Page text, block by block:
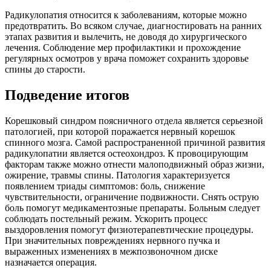
Радикулопатия относится к заболеваниям, которые можно
предотвратить. Во всяком случае, диагностировать на ранних
этапах развития и вылечить, не доводя до хирургического
лечения. Соблюдение мер профилактики и прохождение
регулярных осмотров у врача поможет сохранить здоровье
спины до старости.
Подведение итогов
Корешковый синдром поясничного отдела является серьезной
патологией, при которой поражается нервный корешок
спинного мозга. Самой распространенной причиной развития
радикулопатии является остеохондроз. К провоцирующим
факторам также можно отнести малоподвижный образ жизни,
ожирение, травмы спины. Патология характеризуется
появлением триады симптомов: боль, снижение
чувствительности, ограничение подвижности. Снять острую
боль помогут медикаментозные препараты. Больным следует
соблюдать постельный режим. Ускорить процесс
выздоровления помогут физиотерапевтические процедуры.
При значительных повреждениях нервного пучка и
выраженных изменениях в межпозвоночном диске
назначается операция.